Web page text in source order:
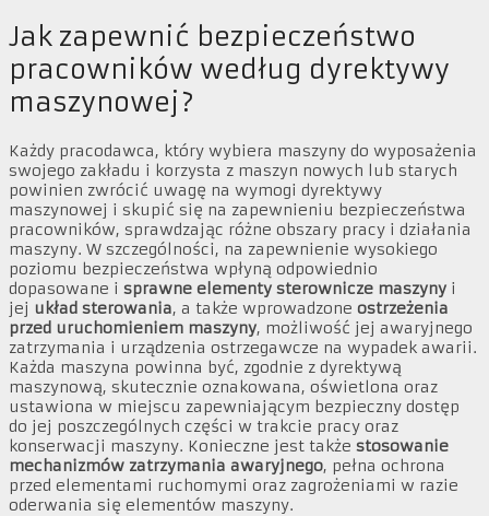
Jak zapewnić bezpieczeństwo
pracowników według dyrektywy
maszynowej?
Każdy pracodawca, który wybiera maszyny do wyposażenia
swojego zakładu i korzysta z maszyn nowych lub starych
powinien zwrócić uwagę na wymogi dyrektywy
maszynowej i skupić się na zapewnieniu bezpieczeństwa
pracowników, sprawdzając różne obszary pracy i działania
maszyny. W szczególności, na zapewnienie wysokiego
poziomu bezpieczeństwa wpłyną odpowiednio
dopasowane i sprawne elementy sterownicze maszyny i
jej układ sterowania, a także wprowadzone ostrzeżenia
przed uruchomieniem maszyny, możliwość jej awaryjnego
zatrzymania i urządzenia ostrzegawcze na wypadek awarii.
Każda maszyna powinna być, zgodnie z dyrektywą
maszynową, skutecznie oznakowana, oświetlona oraz
ustawiona w miejscu zapewniającym bezpieczny dostęp
do jej poszczególnych części w trakcie pracy oraz
konserwacji maszyny. Konieczne jest także stosowanie
mechanizmów zatrzymania awaryjnego, pełna ochrona
przed elementami ruchomymi oraz zagrożeniami w razie
oderwania się elementów maszyny.